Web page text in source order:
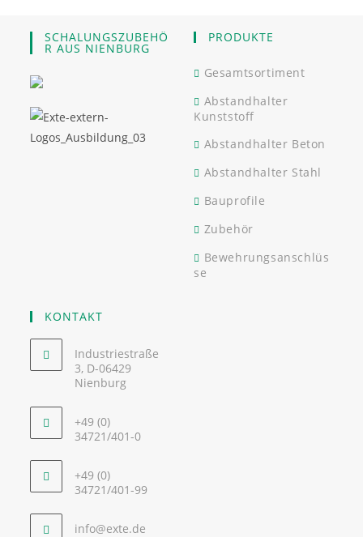
SCHALUNGSZUBEHÖ
R AUS NIENBURG
PRODUKTE
Gesamtsortiment
Abstandhalter
Kunststoff
Abstandhalter Beton
Abstandhalter Stahl
Bauprofile
Zubehör
Bewehrungsanschlüs
se
KONTAKT
Industriestraße
3, D-06429
Nienburg
+49 (0)
34721/401-0
+49 (0)
34721/401-99
info@exte.de